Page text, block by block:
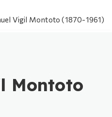
Vigil Montoto (1870-1961)
Montoto